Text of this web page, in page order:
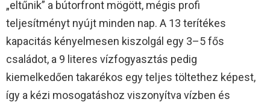
„eltűnik” a bútorfront mögött, mégis profi
teljesítményt nyújt minden nap. A 13 terítékes
kapacitás kényelmesen kiszolgál egy 3–5 fős
családot, a 9 literes vízfogyasztás pedig
kiemelkedően takarékos egy teljes töltethez képest,
így a kézi mosogatáshoz viszonyítva vízben és